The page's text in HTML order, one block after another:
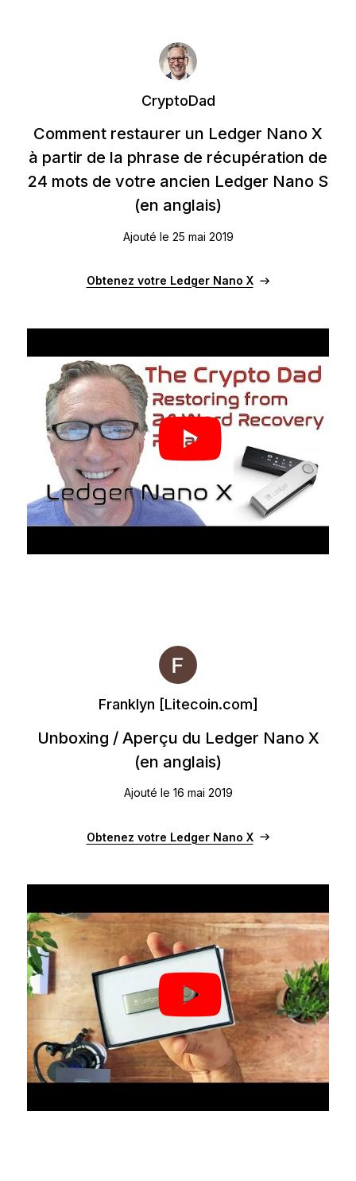
CryptoDad
Comment restaurer un Ledger Nano X
à partir de la phrase de récupération de
24 mots de votre ancien Ledger Nano S
(en anglais)
Ajouté le 25 mai 2019
Obtenez votre Ledger Nano X
Franklyn [Litecoin.com]
Unboxing / Aperçu du Ledger Nano X
(en anglais)
Ajouté le 16 mai 2019
Obtenez votre Ledger Nano X